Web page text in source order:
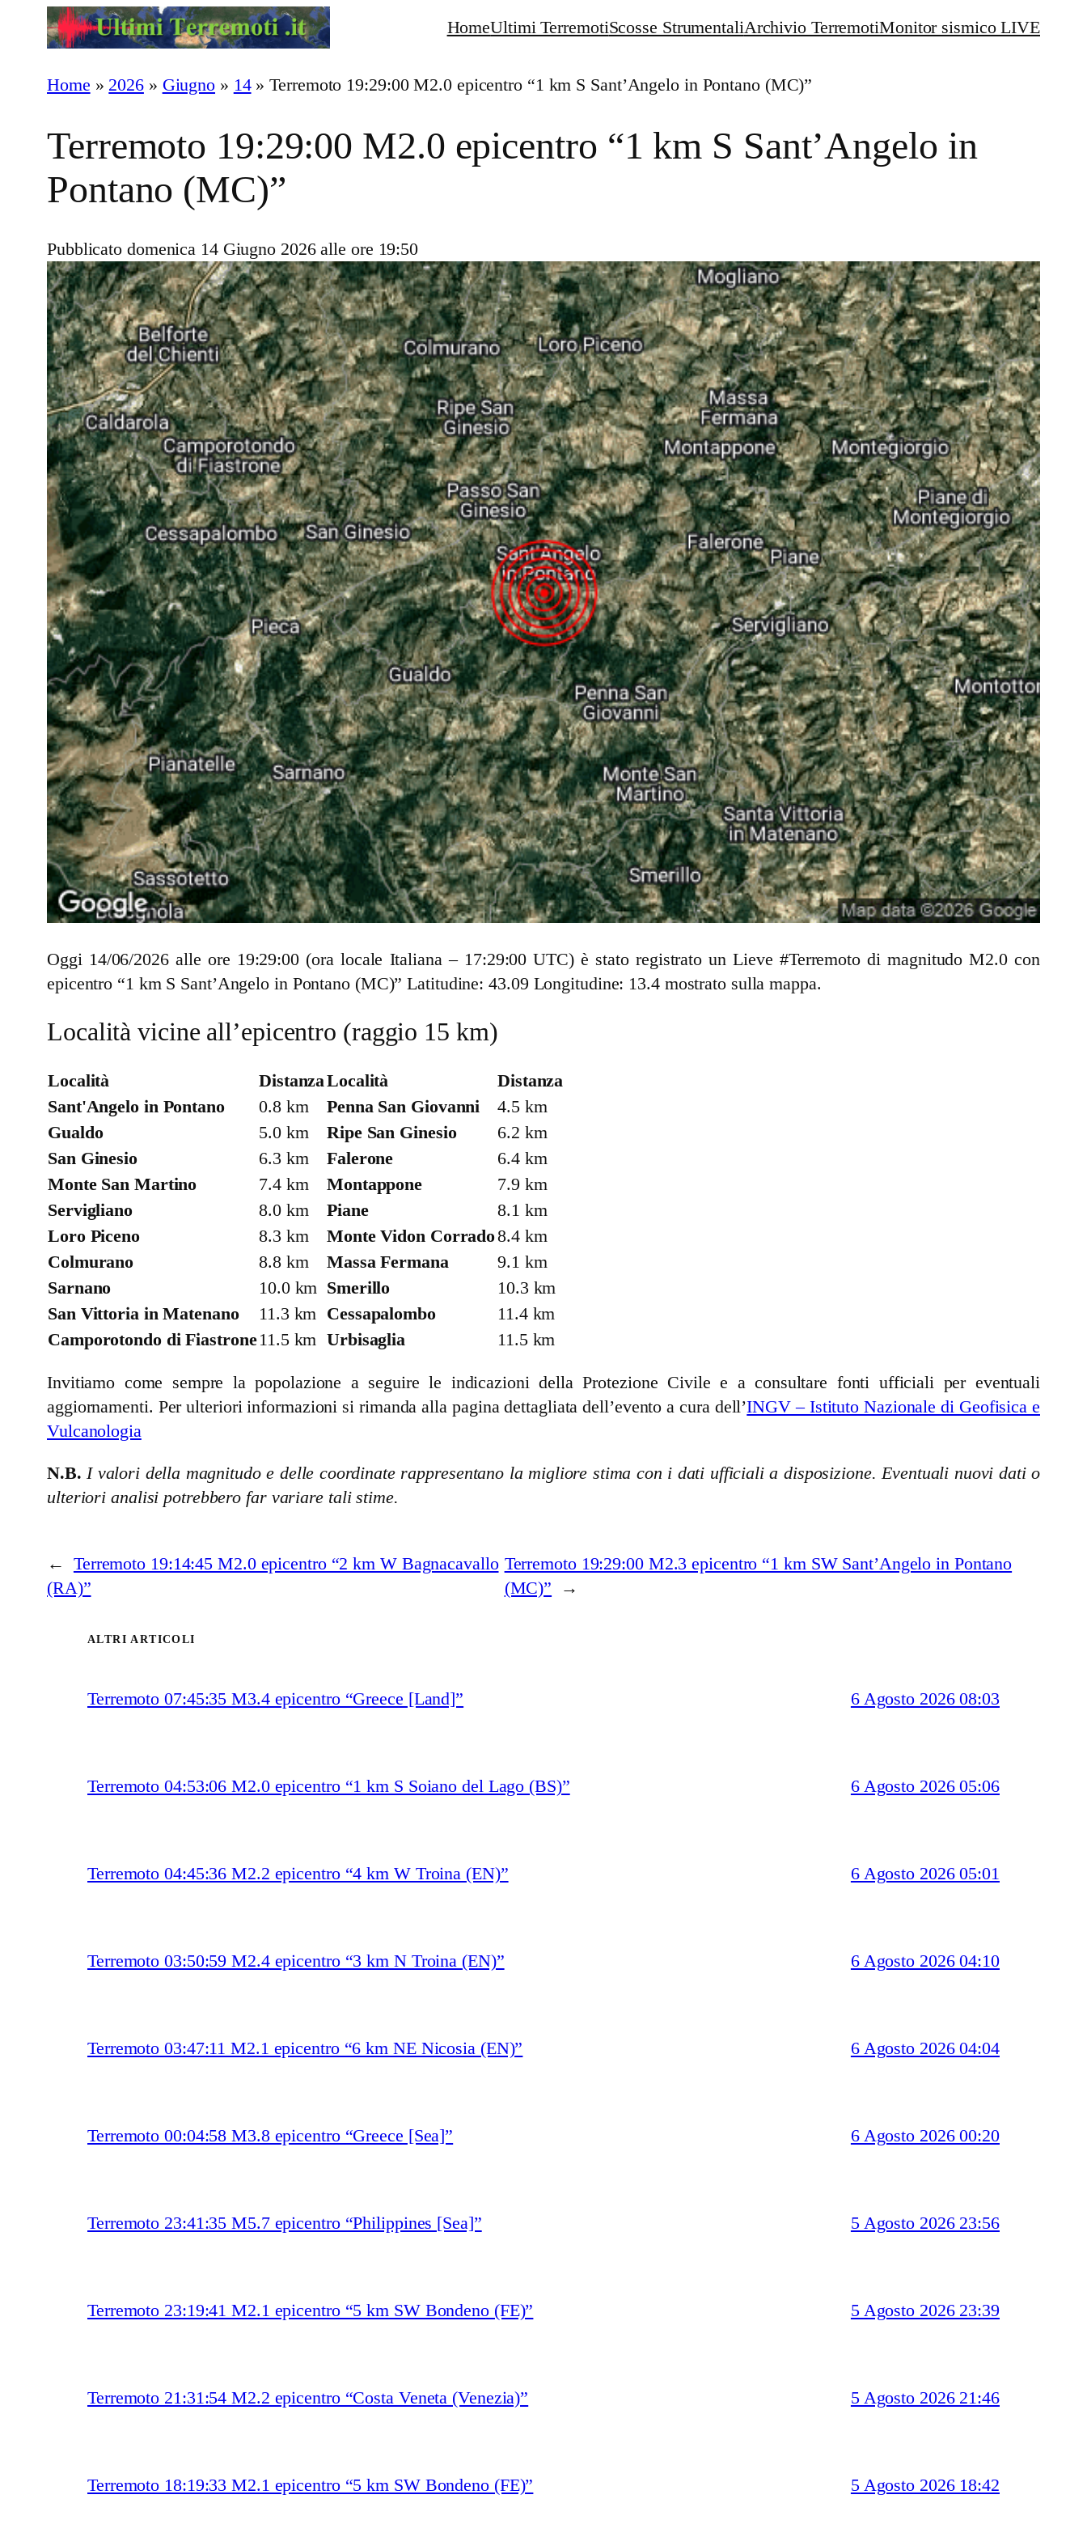
HomeUltimi TerremotiScosse StrumentaliArchivio TerremotiMonitor sismico LIVE
Home » 2026» Giugno » 14»Terremoto 19:29:00 M2.0 epicentro “1 km S Sant’Angelo in Pontano (MC)”
Terremoto 19:29:00 M2.0 epicentro “1 km S Sant’Angelo in
Pontano (MC)”
Pubblicato domenica 14 Giugno 2026 alle ore 19:50
Oggi 14/06/2026 alle ore 19:29:00 (ora locale Italiana – 17:29:00 UTC) è stato registrato un Lieve #Terremoto di magnitudo M2.0 con
epicentro “1 km S Sant’Angelo in Pontano (MC)” Latitudine: 43.09 Longitudine: 13.4 mostrato sulla mappa.
Località vicine all’epicentro (raggio 15 km)
Località DistanzaLocalità
Distanza
Sant'Angelo in Pontano
0.8 km Penna San Giovanni
4.5 km
Gualdo
5.0 km Ripe San Ginesio
6.2 km
San Ginesio
6.3 km Falerone
6.4 km
Monte San Martino
7.4 km Montappone
7.9 km
Servigliano
8.0 km Piane
8.1 km
Loro Piceno
8.3 km Monte Vidon Corrado8.4 km
Colmurano
8.8 km Massa Fermana
9.1 km
Sarnano
10.0 km Smerillo
10.3 km
San Vittoria in Matenano
11.3 km Cessapalombo
11.4 km
Camporotondo di Fiastrone11.5 km Urbisaglia 11.5 km
Invitiamo come sempre la popolazione a seguire le indicazioni della Protezione Civile e a consultare fonti ufficiali per eventuali
aggiornamenti. Per ulteriori informazioni si rimanda alla pagina dettagliata dell’evento a cura dell’INGV – Istituto Nazionale di Geofisica e
Vulcanologia
N.B. I valori della magnitudo e delle coordinate rappresentano la migliore stima con i dati ufficiali a disposizione. Eventuali nuovi dati o
ulteriori analisi potrebbero far variare tali stime.
← Terremoto 19:14:45 M2.0 epicentro “2 km W Bagnacavallo
(RA)”
Terremoto 19:29:00 M2.3 epicentro “1 km SW Sant’Angelo in Pontano
(MC)”
→
ALTRI ARTICOLI
Terremoto 07:45:35 M3.4 epicentro “Greece [Land]” 6 Agosto 2026 08:03
Terremoto 04:53:06 M2.0 epicentro “1 km S Soiano del Lago (BS)” 6 Agosto 2026 05:06
Terremoto 04:45:36 M2.2 epicentro “4 km W Troina (EN)” 6 Agosto 2026 05:01
Terremoto 03:50:59 M2.4 epicentro “3 km N Troina (EN)” 6 Agosto 2026 04:10
Terremoto 03:47:11 M2.1 epicentro “6 km NE Nicosia (EN)” 6 Agosto 2026 04:04
Terremoto 00:04:58 M3.8 epicentro “Greece [Sea]” 6 Agosto 2026 00:20
Terremoto 23:41:35 M5.7 epicentro “Philippines [Sea]” 5 Agosto 2026 23:56
Terremoto 23:19:41 M2.1 epicentro “5 km SW Bondeno (FE)” 5 Agosto 2026 23:39
Terremoto 21:31:54 M2.2 epicentro “Costa Veneta (Venezia)” 5 Agosto 2026 21:46
Terremoto 18:19:33 M2.1 epicentro “5 km SW Bondeno (FE)” 5 Agosto 2026 18:42